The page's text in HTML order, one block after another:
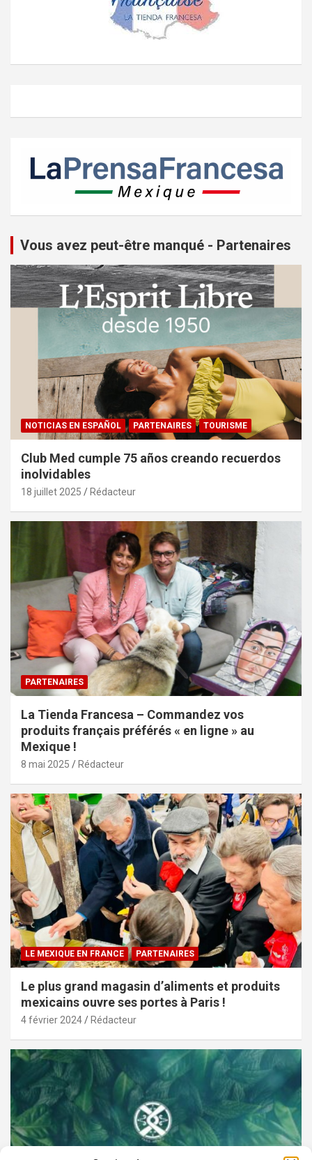
Vous avez peut-être manqué - Partenaires
NOTICIAS EN ESPAÑOL PARTENAIRES TOURISME
Club Med cumple 75 años creando recuerdos
inolvidables
18 juillet 2025 Rédacteur
PARTENAIRES
La Tienda Francesa – Commandez vos
produits français préférés « en ligne » au
Mexique !
8 mai 2025 Rédacteur
LE MEXIQUE EN FRANCE PARTENAIRES
Le plus grand magasin d’aliments et produits
mexicains ouvre ses portes à Paris !
4 février 2024 Rédacteur